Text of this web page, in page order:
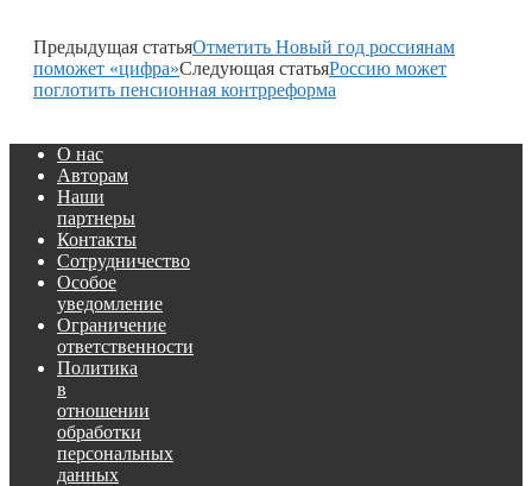
Предыдущая статьяОтметить Новый год россиянам
поможет «цифра»Следующая статьяРоссию может
поглотить пенсионная контрреформа
О нас
Авторам
Наши
партнеры
Контакты
Сотрудничество
Особое
уведомление
Ограничение
ответственности
Политика
в
отношении
обработки
персональных
данных